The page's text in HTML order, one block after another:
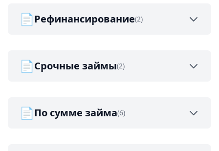
📄Рефинансирование(2)
📄Срочные займы(2)
📄По сумме займа(6)